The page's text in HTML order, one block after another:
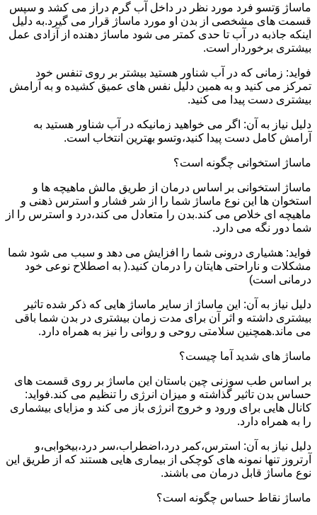
ماساژ وَتسو فرد مورد نظر در داخل آب گرم دراز می کشد و سپس
قسمت های مشخصی از بدن او مورد ماساژ قرار می گیرد.به دلیل
اینکه جاذبه در آب تا حدی کمتر می شود ماساژ دهنده از آزادی عمل
بیشتری برخوردار است.
فواید: زمانی که در آب شناور هستید بیشتر بر روی تنفس خود
تمرکز می کنید و به همین دلیل نفس های عمیق کشیده و به آرامش
بیشتری دست پیدا می کنید.
دلیل نیاز به آن: اگر می خواهید زمانیکه در آب شناور هستید به
آرامش کامل دست پیدا کنید،وتسو بهترین انتخاب است.
ماساژ استخوانی چگونه است؟
ماساژ استخوانی بر اساس درمان از طریق مالش ماهیچه ها و
استخوان ها این نوع ماساژ شما را از شر فشار و استرس ذهنی و
ماهیچه ای خلاص می کند.بدن را متعادل می کند،درد و استرس را از
شما دور نگه می دارد.
فواید: هشیاری درونی شما را افزایش می دهد و سبب می شود شما
مشکلات و ناراحتی هایتان را درمان کنید.( به اصطلاح نوعی خود
درمانی است)
دلیل نیاز به آن: این ماساژ از سایر ماساژ هایی که ذکر شده تاثیر
بیشتری داشته و اثر آن برای مدت زمان بیشتری در بدن شما باقی
می ماند.همچنین سلامتی روحی و روانی را نیز به همراه دارد.
ماساژ های شدید آما چیست؟
بر اساس طب سوزنی چین باستان این ماساژ بر روی قسمت های
حساس بدن تاثیر گذاشته و میزان انرژی را تنظیم می کند.فواید:
کانال هایی برای ورود و خروج انرژی باز می کند و مزایای بیشماری
را به همراه دارد.
دلیل نیاز به آن: استرس،کمر درد،اضطراب،سر درد،بیخوابی،و
آرتروز تنها نمونه های کوچکی از بیماری هایی هستند که از طریق این
نوع ماساژ قابل درمان می باشند.
ماساژ نقاط حساس چگونه است؟